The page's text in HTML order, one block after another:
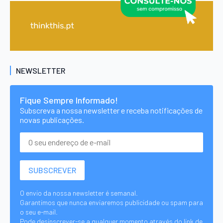
NEWSLETTER
Fique Sempre Informado!
Subscreva a nossa newsletter e receba notificações de
novas publicações.
O envio da nossa newsletter é semanal.
Garantimos que nunca enviaremos publicidade ou spam para
o seu e-mail.